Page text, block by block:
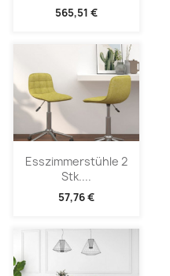
565,51 €
Esszimmerstühle 2
Stk....
57,76 €